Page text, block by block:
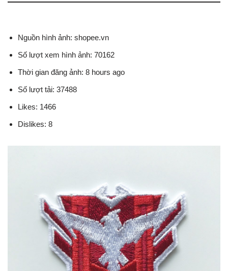
Nguồn hình ảnh: shopee.vn
Số lượt xem hình ảnh: 70162
Thời gian đăng ảnh: 8 hours ago
Số lượt tải: 37488
Likes: 1466
Dislikes: 8